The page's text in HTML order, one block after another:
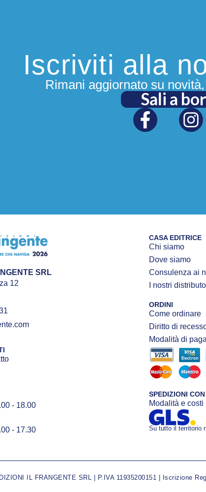
Iscriviti alla
Rimani aggiornato su
Sali a
SRL
12
- 18.00
- 17.30
CASA EDITRICE
Chi siamo
Dove siamo
Consulenza ai
I nostri
ORDINI
Come ordinare
Diritto di
Modalità di
SPEDIZIONI
Modalità e costi
Su tutto il territorio
IL FRANGENTE SRL | P.IVA 11935200151 | Iscrizione